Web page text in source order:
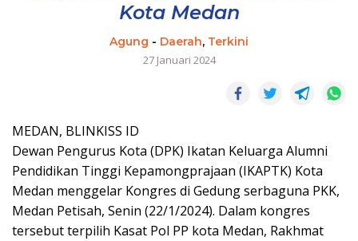
Kota Medan
Agung - Daerah, Terkini
27 Januari 2024
MEDAN, BLINKISS ID
Dewan Pengurus Kota (DPK) Ikatan Keluarga Alumni
Pendidikan Tinggi Kepamongprajaan (IKAPTK) Kota
Medan menggelar Kongres di Gedung serbaguna PKK,
Medan Petisah, Senin (22/1/2024). Dalam kongres
tersebut terpilih Kasat Pol PP kota Medan, Rakhmat